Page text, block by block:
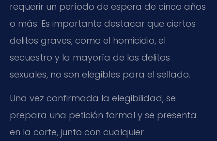
requerir un período de espera de cinco años
o más. Es importante destacar que ciertos
delitos graves, como el homicidio, el
secuestro y la mayoría de los delitos
sexuales, no son elegibles para el sellado.
Una vez confirmada la elegibilidad, se
prepara una petición formal y se presenta
en la corte, junto con cualquier